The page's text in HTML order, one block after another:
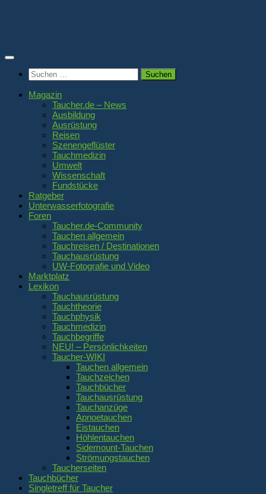
Suchen
nach:
Magazin
Taucher.de – News
Ausbildung
Ausrüstung
Reisen
Szenengeflüster
Tauchmedizin
Umwelt
Wissenschaft
Fundstücke
Ratgeber
Unterwasserfotografie
Foren
Taucher.de-Community
Tauchen allgemein
Tauchreisen / Destinationen
Tauchausrüstung
UW-Fotografie und Video
Marktplatz
Lexikon
Tauchausrüstung
Tauchtheorie
Tauchphysik
Tauchmedizin
Tauchbegriffe
NEU! – Persönlichkeiten
Taucher-WIKI
Tauchen allgemein
Tauchzeichen
Tauchbücher
Tauchausrüstung
Tauchanzüge
Apnoetauchen
Eistauchen
Höhlentauchen
Sidemount-Tauchen
Strömungstauchen
Taucherseiten
Tauchbücher
Singletreff für Taucher